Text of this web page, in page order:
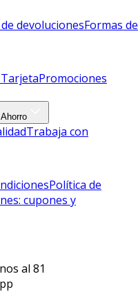
devolucionesFormas de
Promociones
Trabaja con
Política de
cupones y
al 81